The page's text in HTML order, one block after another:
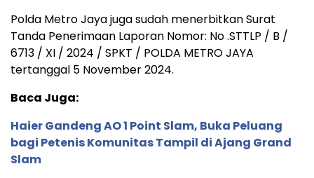
Polda Metro Jaya juga sudah menerbitkan Surat
Tanda Penerimaan Laporan Nomor: No .STTLP / B /
6713 / XI / 2024 / SPKT / POLDA METRO JAYA
tertanggal 5 November 2024.
Baca Juga:
Haier Gandeng AO 1 Point Slam, Buka Peluang
bagi Petenis Komunitas Tampil di Ajang Grand
Slam